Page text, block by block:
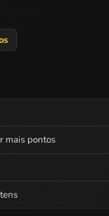
mais pontos